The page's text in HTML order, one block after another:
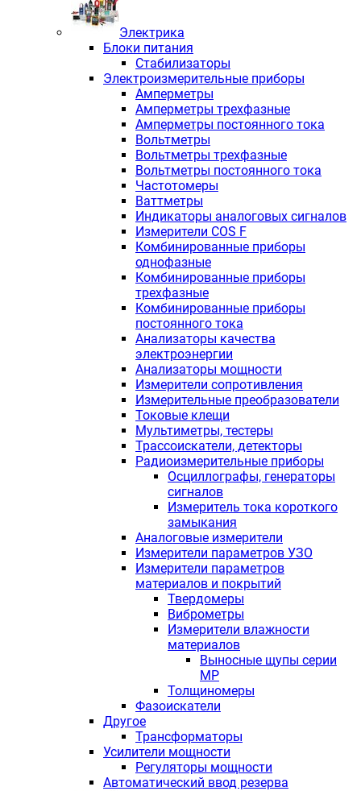
Электрика
Блоки питания
Стабилизаторы
Электроизмерительные приборы
Амперметры
Амперметры трехфазные
Амперметры постоянного тока
Вольтметры
Вольтметры трехфазные
Вольтметры постоянного тока
Частотомеры
Ваттметры
Индикаторы аналоговых сигналов
Измерители COS F
Комбинированные приборы
однофазные
Комбинированные приборы
трехфазные
Комбинированные приборы
постоянного тока
Анализаторы качества
электроэнергии
Анализаторы мощности
Измерители сопротивления
Измерительные преобразователи
Токовые клещи
Мультиметры, тестеры
Трассоискатели, детекторы
Радиоизмерительные приборы
Осциллографы, генераторы
сигналов
Измеритель тока короткого
замыкания
Аналоговые измерители
Измерители параметров УЗО
Измерители параметров
материалов и покрытий
Твердомеры
Виброметры
Измерители влажности
материалов
Выносные щупы серии
МР
Толщиномеры
Фазоискатели
Другое
Трансформаторы
Усилители мощности
Регуляторы мощности
Автоматический ввод резерва